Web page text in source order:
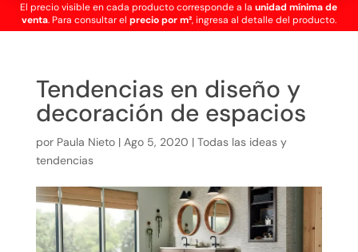
El precio visible en cada producto corresponde a launidad mínima de
venta. Para consultar el precio por m², ingresa al detalle del producto.
Tendencias en diseño y
decoración de espacios
por Paula Nieto| Ago 5, 2020 | Todas las ideas y
tendencias